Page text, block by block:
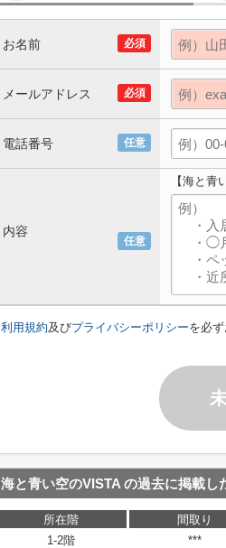
必須
お名前
必須
メールアドレス
任意
電話番号
任意
内容
【海と青
利用規約及びプライバシーポリシーを必
海と青い空のVISTA の過去に掲載し
所在階 間取り
1-2階
***